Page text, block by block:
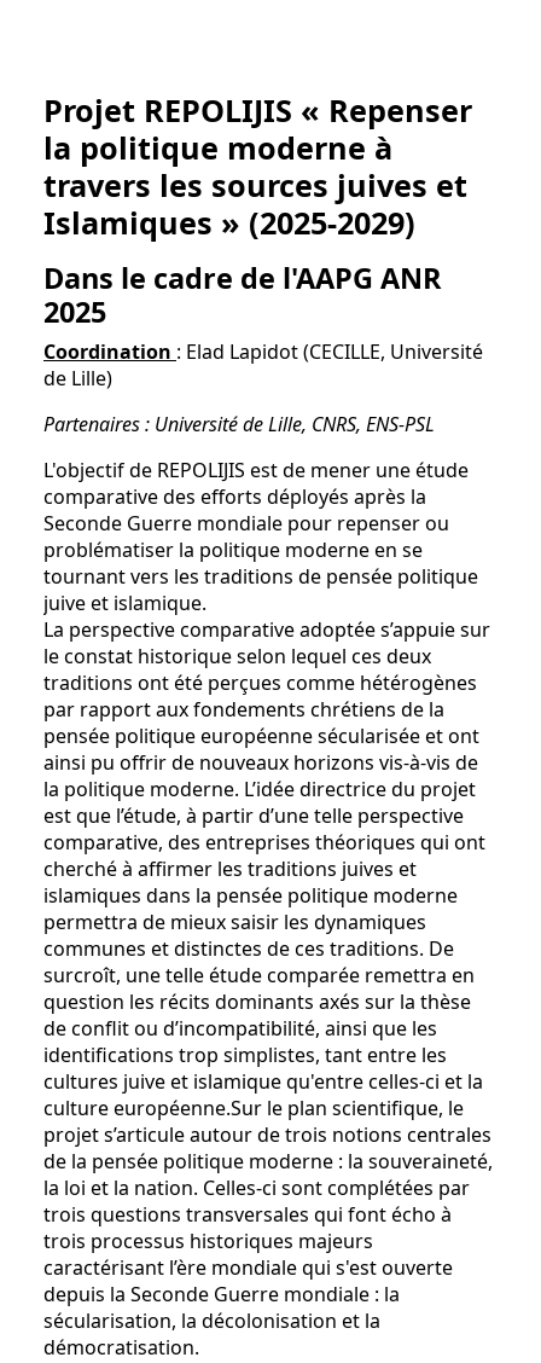
Projet REPOLIJIS « Repenser
la politique moderne à
travers les sources juives et
Islamiques » (2025-2029)
Dans le cadre de l'AAPG ANR
2025
Coordination : Elad Lapidot (CECILLE, Université
de Lille)
Partenaires : Université de Lille, CNRS, ENS-PSL
L'objectif de REPOLIJIS est de mener une étude
comparative des efforts déployés après la
Seconde Guerre mondiale pour repenser ou
problématiser la politique moderne en se
tournant vers les traditions de pensée politique
juive et islamique.
La perspective comparative adoptée s’appuie sur
le constat historique selon lequel ces deux
traditions ont été perçues comme hétérogènes
par rapport aux fondements chrétiens de la
pensée politique européenne sécularisée et ont
ainsi pu offrir de nouveaux horizons vis-à-vis de
la politique moderne. L’idée directrice du projet
est que l’étude, à partir d’une telle perspective
comparative, des entreprises théoriques qui ont
cherché à affirmer les traditions juives et
islamiques dans la pensée politique moderne
permettra de mieux saisir les dynamiques
communes et distinctes de ces traditions. De
surcroît, une telle étude comparée remettra en
question les récits dominants axés sur la thèse
de conflit ou d’incompatibilité, ainsi que les
identifications trop simplistes, tant entre les
cultures juive et islamique qu'entre celles-ci et la
culture européenne.Sur le plan scientifique, le
projet s’articule autour de trois notions centrales
de la pensée politique moderne : la souveraineté,
la loi et la nation. Celles-ci sont complétées par
trois questions transversales qui font écho à
trois processus historiques majeurs
caractérisant l’ère mondiale qui s'est ouverte
depuis la Seconde Guerre mondiale : la
sécularisation, la décolonisation et la
démocratisation.